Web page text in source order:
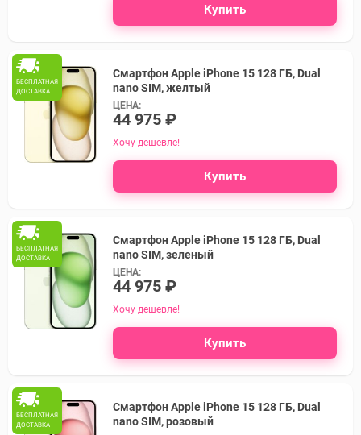
Купить
БЕСПЛАТНАЯ
ДОСТАВКА
Смартфон Apple iPhone 15 128 ГБ, Dual
nano SIM, желтый
ЦЕНА:
44 975 ₽
Хочу дешевле!
Купить
БЕСПЛАТНАЯ
ДОСТАВКА
Смартфон Apple iPhone 15 128 ГБ, Dual
nano SIM, зеленый
ЦЕНА:
44 975 ₽
Хочу дешевле!
Купить
БЕСПЛАТНАЯ
ДОСТАВКА
Смартфон Apple iPhone 15 128 ГБ, Dual
nano SIM, розовый